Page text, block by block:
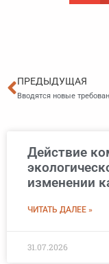
Пред
ПРЕДЫДУЩАЯ
Действие
изменении
ЧИТАТЬ ДАЛЕЕ »
31.07.2026